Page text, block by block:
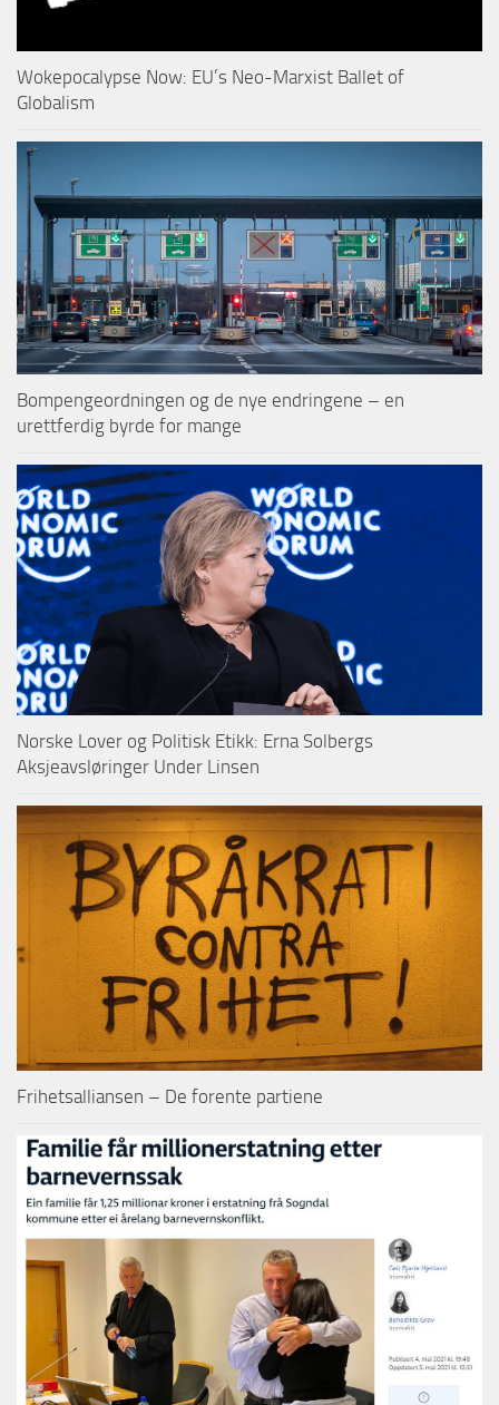
Wokepocalypse Now: EU’s Neo-Marxist Ballet of
Globalism
Bompengeordningen og de nye endringene – en
urettferdig byrde for mange
Norske Lover og Politisk Etikk: Erna Solbergs
Aksjeavsløringer Under Linsen
Frihetsalliansen – De forente partiene